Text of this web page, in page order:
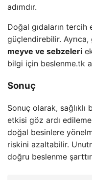
adımdır.
Doğal gıdaların tercih
güçlendirebilir. Ayrıca,
meyve ve sebzeleri
bilgi için beslenme.tk
Sonuç
Sonuç olarak, sağlıklı
etkisi göz ardı
doğal besinlere
riskini azaltabilir.
doğru beslenme